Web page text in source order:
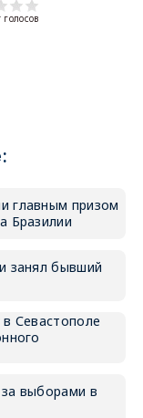
главным призом
Бразилии
занял бывший
Севастополе
выборами в